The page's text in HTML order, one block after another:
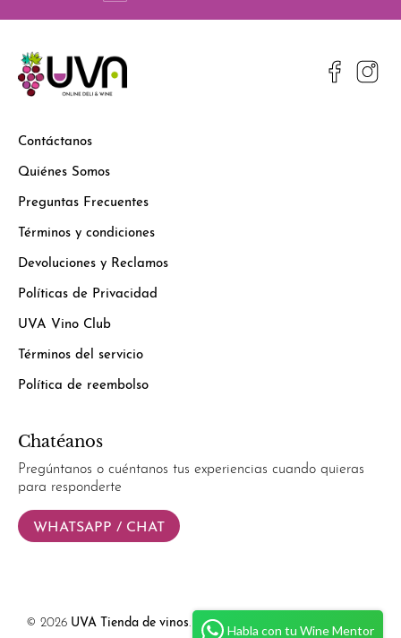
Contáctanos
Quiénes Somos
Preguntas Frecuentes
Términos y condiciones
Devoluciones y Reclamos
Políticas de Privacidad
UVA Vino Club
Términos del servicio
Política de reembolso
Chatéanos
Pregúntanos o cuéntanos tus experiencias cuando quieras
para responderte
WHATSAPP / CHAT
© 2026 UVA Tienda de vinos. Powered by Simplify Ecommerce.
Habla con tu Wine Mentor